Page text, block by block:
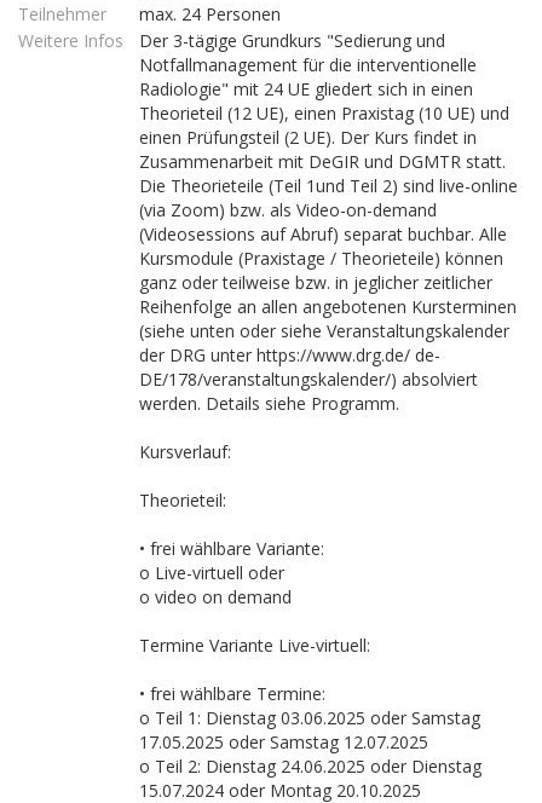
Teilnehmer
max. 24 Personen
Weitere Infos
Der 3-tägige Grundkurs "Sedierung und
Notfallmanagement für die interventionelle
Radiologie" mit 24 UE gliedert sich in einen
Theorieteil (12 UE), einen Praxistag (10 UE) und
einen Prüfungsteil (2 UE). Der Kurs findet in
Zusammenarbeit mit DeGIR und DGMTR statt.
Die Theorieteile (Teil 1und Teil 2) sind live-online
(via Zoom) bzw. als Video-on-demand
(Videosessions auf Abruf) separat buchbar. Alle
Kursmodule (Praxistage / Theorieteile) können
ganz oder teilweise bzw. in jeglicher zeitlicher
Reihenfolge an allen angebotenen Kursterminen
(siehe unten oder siehe Veranstaltungskalender
der DRG unter https://www.drg.de/ de-
DE/178/veranstaltungskalender/) absolviert
werden. Details siehe Programm.
Kursverlauf:
Theorieteil:
• frei wählbare Variante:
o Live-virtuell oder
o video on demand
Termine Variante Live-virtuell:
• frei wählbare Termine:
o Teil 1: Dienstag 03.06.2025 oder Samstag
17.05.2025 oder Samstag 12.07.2025
o Teil 2: Dienstag 24.06.2025 oder Dienstag
15.07.2024 oder Montag 20.10.2025